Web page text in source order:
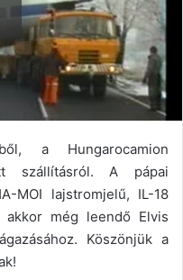
a Hungarocamion
szállításról. A pápai
MOI lajstromjelű, IL-18
még leendő Elvis
Köszönjük a